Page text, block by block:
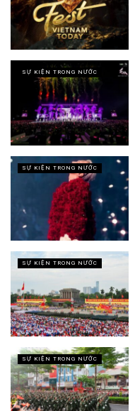
SỰ KIỆN TRONG NƯỚC
SỰ KIỆN TRONG NƯỚC
SỰ KIỆN TRONG NƯỚC
SỰ KIỆN TRONG NƯỚC